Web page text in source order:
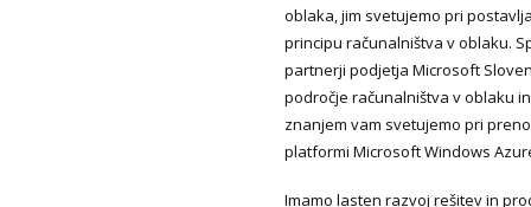
oblaka, jim svetujemo pri
principu računalništva v oblaku.
partnerji podjetja Microsoft
področje računalništva v oblaku
znanjem vam svetujemo pri
platformi Microsoft Windows
Imamo lasten razvoj rešitev in